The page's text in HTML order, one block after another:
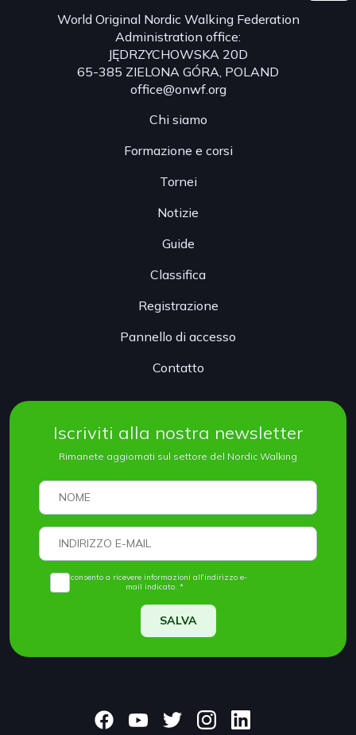
World Original Nordic Walking Federation
Administration office:
JĘDRZYCHOWSKA 20D
65-385 ZIELONA GÓRA, POLAND
office@onwf.org
Chi siamo
Formazione e corsi
Tornei
Notizie
Guide
Classifica
Registrazione
Pannello di accesso
Contatto
Iscriviti alla nostra newsletter
Rimanete aggiornati sul settore del Nordic Walking
Acconsento a ricevere informazioni all'indirizzo e-
mail indicato. *
SALVA